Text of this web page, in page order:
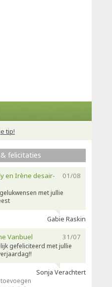
tip!
felicitaties
01/08
en Irène desair-
met jullie
Gabie Raskin
31/07
Vanbuel
gefeliciteerd met jullie
Sonja Verachtert